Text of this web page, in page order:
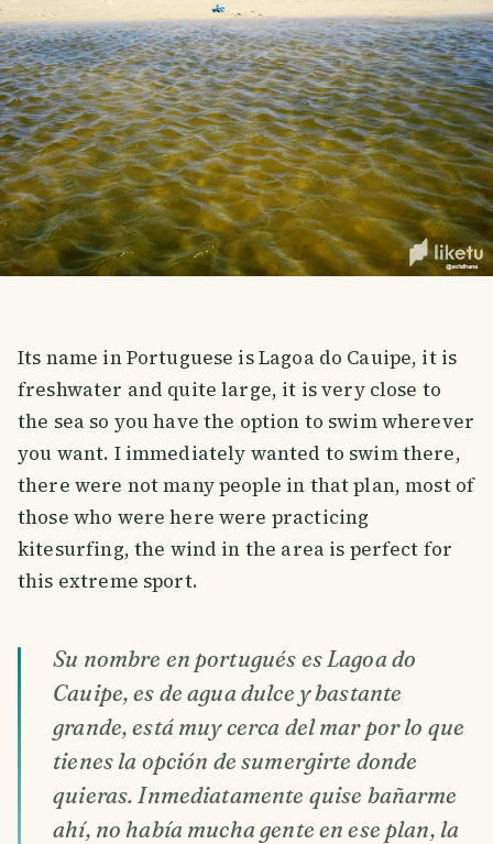
Its name in Portuguese is Lagoa do Cauipe, it is
freshwater and quite large, it is very close to
the sea so you have the option to swim wherever
you want. I immediately wanted to swim there,
there were not many people in that plan, most of
those who were here were practicing
kitesurfing, the wind in the area is perfect for
this extreme sport.
Su nombre en portugués es Lagoa do
Cauipe, es de agua dulce y bastante
grande, está muy cerca del mar por lo que
tienes la opción de sumergirte donde
quieras. Inmediatamente quise bañarme
ahí, no había mucha gente en ese plan, la